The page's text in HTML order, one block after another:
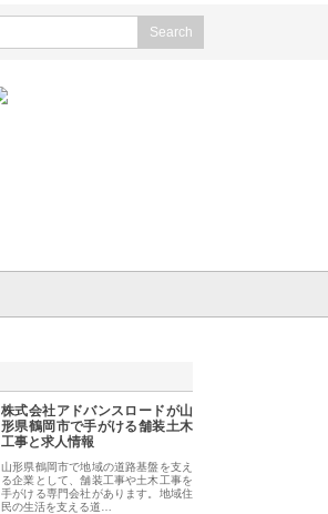
株式会社アドバンスロードが山
形県鶴岡市で手がける舗装土木
工事と求人情報
山形県鶴岡市で地域の道路基盤を支え
る企業として、舗装工事や土木工事を
手がける専門会社があります。地域住
民の生活を支える道…